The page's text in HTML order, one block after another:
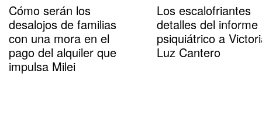
Cómo serán los
desalojos de familias
con una mora en el
pago del alquiler que
impulsa Milei
Los escalofriantes
detalles del informe
psiquiátrico a
Luz Cantero